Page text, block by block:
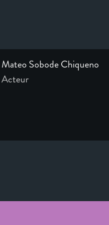
Mateo Sobode Chiqueno
Acteur